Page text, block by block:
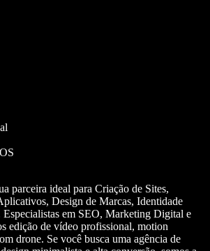
parceira ideal para Criação de Sites,
Design de Marcas, Identidade
em SEO, Marketing Digital e
edição de vídeo profissional, motion
drone. Se você busca uma agência de